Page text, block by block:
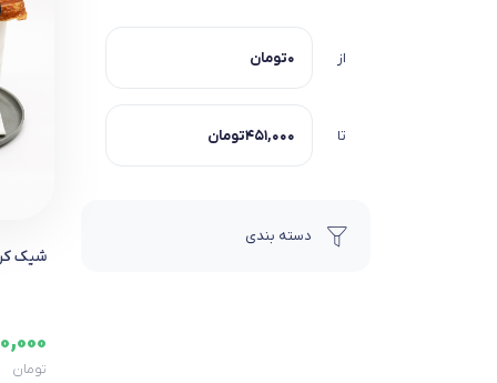
از
تا
دسته بندی
شیک
تومان